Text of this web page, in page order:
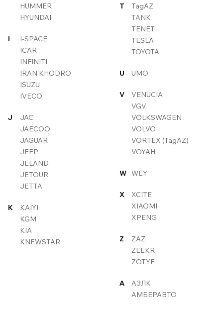
HUMMER
HYUNDAI
I
I-SPACE
ICAR
INFINITI
IRAN KHODRO
ISUZU
IVECO
J
JAC
JAECOO
JAGUAR
JEEP
JELAND
JETOUR
JETTA
K
KAIYI
KGM
KIA
KNEWSTAR
T
TagAZ
TANK
TENET
TESLA
TOYOTA
U UMO
V
VENUCIA
VGV
VOLKSWAGEN
VOLVO
VORTEX (TagAZ)
VOYAH
W WEY
X
XCITE
XIAOMI
XPENG
Z
ZAZ
ZEEKR
ZOTYE
А
АЗЛК
АМБЕРАВТО